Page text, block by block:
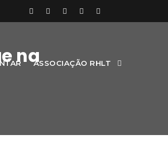
ASSOCIAÇÃO RHLT
na